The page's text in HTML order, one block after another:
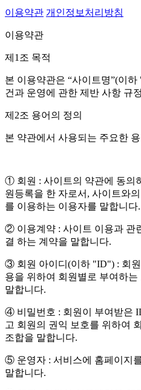
이용약관 개인정보처리방침
이용약관
제1조 목적
본 이용약관은 “사이트명”(이
건과 운영에 관한 제반 사항 규
제2조 용어의 정의
본 약관에서 사용되는 주요한
① 회원 : 사이트의 약관에 동의
원등록을 한 자로서, 사이트와
를 이용하는 이용자를 말합니다.
② 이용계약 : 사이트 이용과 관
결 하는 계약을 말합니다.
③ 회원 아이디(이하 "ID") : 회원
용을 위하여 회원별로 부여하
말합니다.
④ 비밀번호 : 회원이 부여받은
고 회원의 권익 보호를 위하여
조합을 말합니다.
⑤ 운영자 : 서비스에 홈페이지
말합니다.